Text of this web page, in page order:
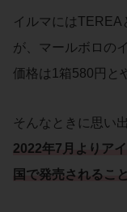
イルマにはTEREA
が、マールボロの
価格は1箱580円と
そんなときに思い
2022年7月よりア
国で発売されるこ